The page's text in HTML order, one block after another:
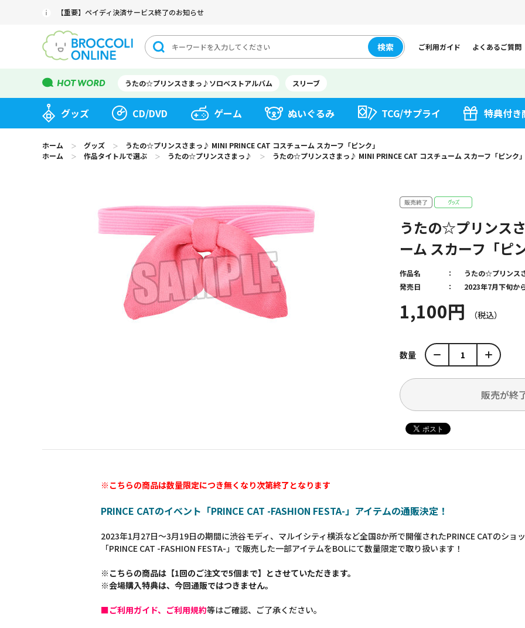
【重要】ペイディ決済サービス終了のお知らせ
検索 ご利用ガイド よくあるご質問
うたの☆プリンスさまっ♪ソロベストアルバム スリーブ
グッズ CD/DVD ゲーム ぬいぐるみ TCG/サプライ 特典付き
ホーム ＞ グッズ ＞
うたの☆プリンスさまっ♪ MINI PRINCE CAT コスチューム スカーフ「ピンク」
ホーム
＞ 作品タイトルで選ぶ ＞ うたの☆プリンスさまっ♪ ＞ うたの☆プリンスさまっ♪ MINI PRINCE CAT コスチューム スカーフ「ピンク」
うたの☆プリンス
ーム スカーフ「ピ
1,100円
作品名
うたの☆プリンス
発売日
2023年7月下旬か
数量
販売が終
※こちらの商品は数量限定につき無くなり次第終了となります
PRINCE CATのイベント「PRINCE CAT -FASHION FESTA-」アイテムの通販決定！
2023年1月27日～3月19日の期間に渋谷モディ、マルイシティ横浜など全国8か所で開催されたPRINCE CATのショ
「PRINCE CAT -FASHION FESTA-」で販売した一部アイテムをBOLにて数量限定で取り扱います！
※こちらの商品は【1回のご注文で5個まで】とさせていただきます。
※会場購入特典は、今回通販ではつきません。
■ご利用ガイド、ご利用規約等はご確認、ご了承ください。